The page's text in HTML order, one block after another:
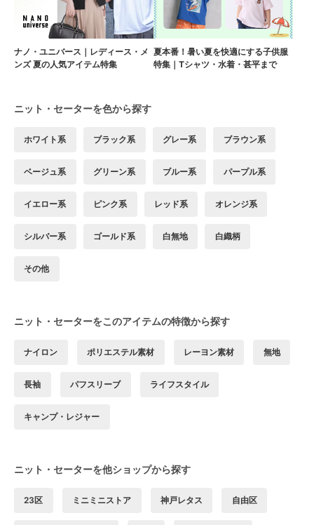
ナノ・ユニバース｜レディース・メ
ンズ 夏の人気アイテム特集
夏本番！暑い夏を快適にする子供服
特集｜Tシャツ・水着・甚平まで
ニット・セーターを色から探す
ホワイト系 ブラック系 グレー系 ブラウン系
ベージュ系 グリーン系 ブルー系 パープル系
イエロー系 ピンク系 レッド系 オレンジ系
シルバー系 ゴールド系 白無地 白織柄
その他
ニット・セーターをこのアイテムの特徴から探す
ナイロン ポリエステル素材 レーヨン素材 無地
長袖 パフスリーブ ライフスタイル
キャンプ・レジャー
ニット・セーターを他ショップから探す
23区 ミニミニストア 神戸レタス 自由区